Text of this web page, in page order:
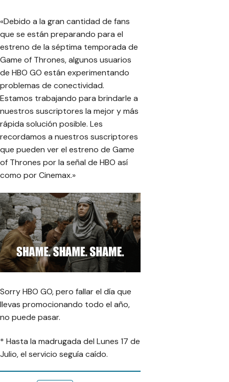
«Debido a la gran cantidad de fans
que se están preparando para el
estreno de la séptima temporada de
Game of Thrones, algunos usuarios
de HBO GO están experimentando
problemas de conectividad.
Estamos trabajando para brindarle a
nuestros suscriptores la mejor y más
rápida solución posible. Les
recordamos a nuestros suscriptores
que pueden ver el estreno de Game
of Thrones por la señal de HBO así
como por Cinemax.»
Sorry HBO GO, pero fallar el día que
llevas promocionando todo el año,
no puede pasar.
* Hasta la madrugada del Lunes 17 de
Julio, el servicio seguía caído.